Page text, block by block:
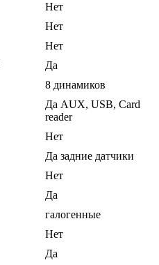
Нет
Нет
Нет
Да
8 динамиков
Да AUX, USB, Card
reader
Нет
Да задние датчики
Нет
Да
галогенные
Нет
Да